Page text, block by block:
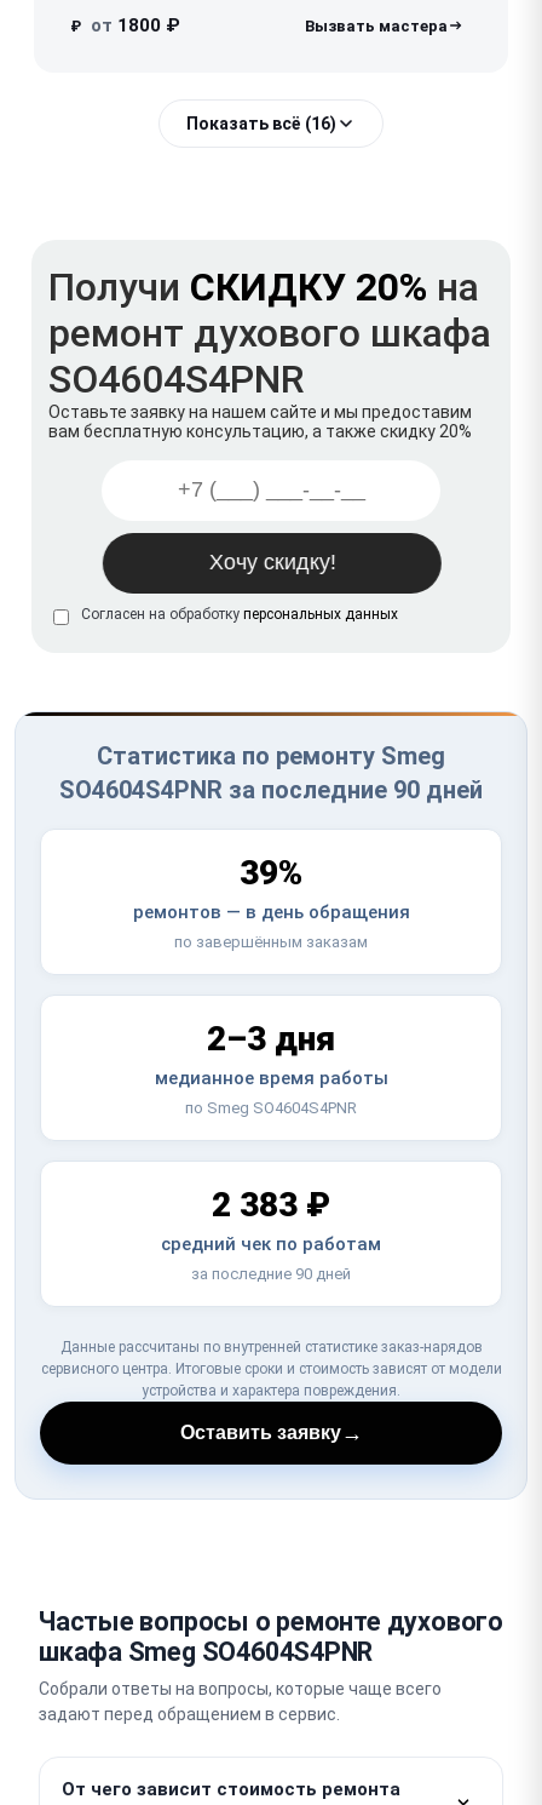
₽ от 1800 ₽
Показать всё (16)
Получи СКИДКУ 20% на
ремонт духового шкафа
SO4604S4PNR
Оставьте заявку на нашем сайте и мы предоставим
вам бесплатную консультацию, а также скидку 20%
Согласен на обработку персональных данных
Статистика по ремонту Smeg
SO4604S4PNR за последние 90 дней
39%
ремонтов — в день обращения
по завершённым заказам
2–3 дня
медианное время работы
по Smeg SO4604S4PNR
2 383 ₽
средний чек по работам
за последние 90 дней
Данные рассчитаны по внутренней статистике заказ-нарядов
сервисного центра. Итоговые сроки и стоимость зависят от модели
устройства и характера повреждения.
Оставить заявку→
Частые вопросы о ремонте духового
шкафа Smeg SO4604S4PNR
Собрали ответы на вопросы, которые чаще всего
задают перед обращением в сервис.
От чего зависит стоимость ремонта